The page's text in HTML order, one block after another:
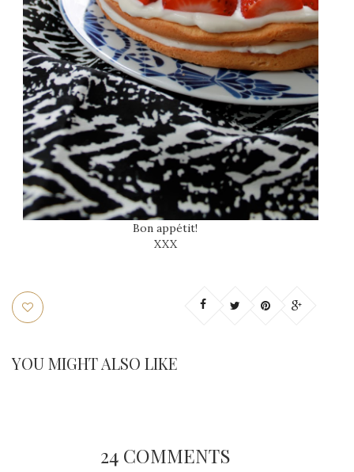
Bon appétit!
XXX
YOU MIGHT ALSO LIKE
24 COMMENTS